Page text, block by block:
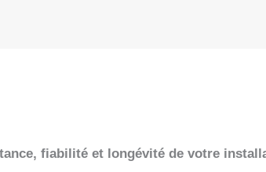
fiabilité et longévité de votre